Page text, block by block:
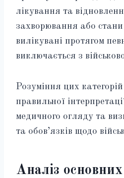
лікування та
захворювання або
вилікувані протягом
виключається з
Розуміння цих
правильної
медичного огляду та
та обов’язків щодо
Аналіз основних